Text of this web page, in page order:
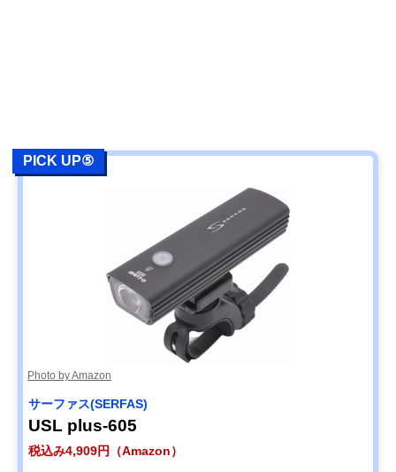
PICK UP⑤
Photo by Amazon
サーファス(SERFAS)
USL plus-605
税込み4,909円（Amazon）